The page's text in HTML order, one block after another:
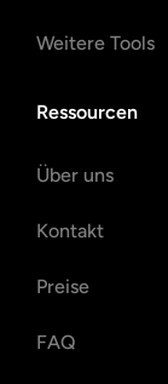
Weitere Tools
Ressourcen
Über uns
Kontakt
Preise
FAQ